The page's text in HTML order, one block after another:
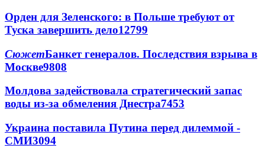
Орден для Зеленского: в Польше требуют от
Туска завершить дело12799
СюжетБанкет генералов. Последствия взрыва в
Москве9808
Молдова задействовала стратегический запас
воды из-за обмеления Днестра7453
Украина поставила Путина перед дилеммой -
СМИ3094